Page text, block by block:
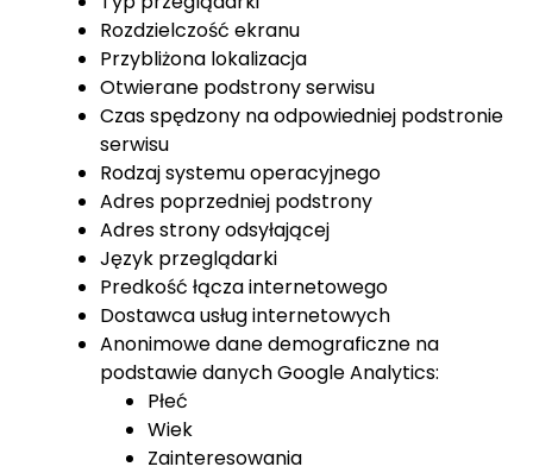
Rozdzielczość ekranu
Przybliżona lokalizacja
Otwierane podstrony serwisu
Czas spędzony na odpowiedniej podstronie
serwisu
Rodzaj systemu operacyjnego
Adres poprzedniej podstrony
Adres strony odsyłającej
Język przeglądarki
Predkość łącza internetowego
Dostawca usług internetowych
Anonimowe dane demograficzne na
podstawie danych Google Analytics:
Płeć
Wiek
Zainteresowania